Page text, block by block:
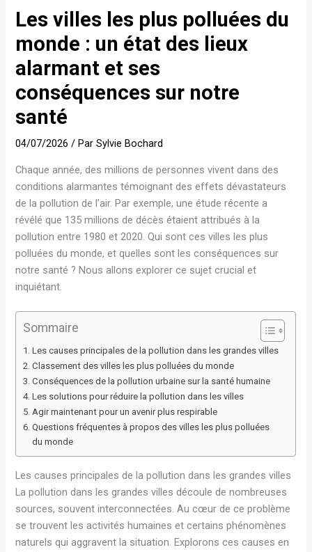
Les villes les plus polluées du
monde : un état des lieux
alarmant et ses
conséquences sur notre
santé
04/07/2026/ ParSylvie Bochard
Chaque année, des millions de personnes vivent dans des
conditions alarmantes témoignant des effets dévastateurs
de la pollution de l’air. Par exemple, une étude récente a
révélé que 135 millions de décès étaient attribués à la
pollution entre 1980 et 2020. Qui sont ces villes les plus
polluées du monde, et quelles sont les conséquences sur
notre santé ? Nous allons explorer ce sujet crucial et
inquiétant.
Sommaire
Les causes principales de la pollution dans les grandes villes
Classement des villes les plus polluées du monde
Conséquences de la pollution urbaine sur la santé humaine
Les solutions pour réduire la pollution dans les villes
Agir maintenant pour un avenir plus respirable
Questions fréquentes à propos des villes les plus polluées
du monde
Les causes principales de la pollution dans les grandes villes
La pollution dans les grandes villes découle de nombreuses
sources, souvent interconnectées. Au cœur de ce problème
se trouvent les activités humaines et certains phénomènes
naturels qui aggravent la situation. Explorons ces causes en